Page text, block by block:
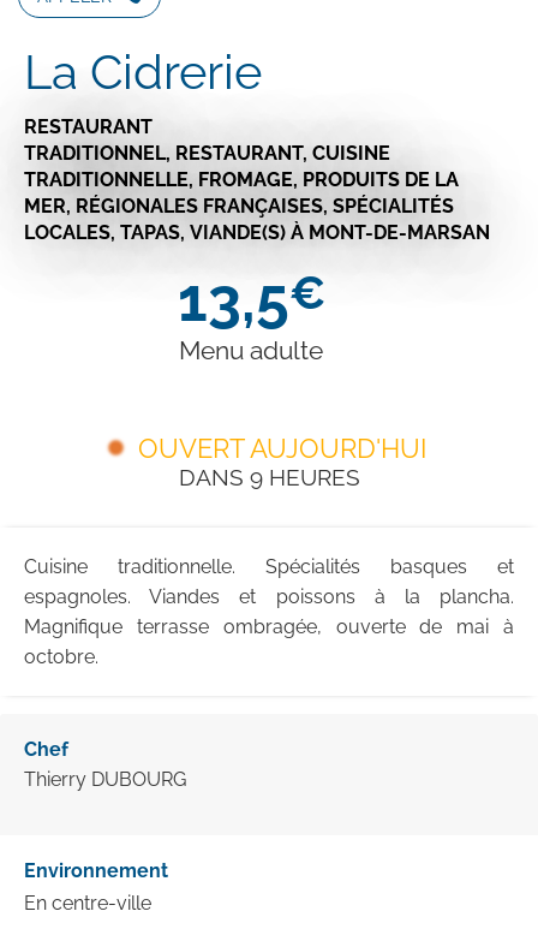
La Cidrerie
RESTAURANT
TRADITIONNEL, RESTAURANT, CUISINE
TRADITIONNELLE, FROMAGE, PRODUITS DE LA
MER, RÉGIONALES FRANÇAISES, SPÉCIALITÉS
LOCALES, TAPAS, VIANDE(S) À MONT-DE-MARSAN
13,5€
Menu adulte
OUVERT AUJOURD'HUI
DANS 9 HEURES
Cuisine traditionnelle. Spécialités basques et
espagnoles. Viandes et poissons à la plancha.
Magnifique terrasse ombragée, ouverte de mai à
octobre.
Chef
Thierry DUBOURG
Environnement
En centre-ville